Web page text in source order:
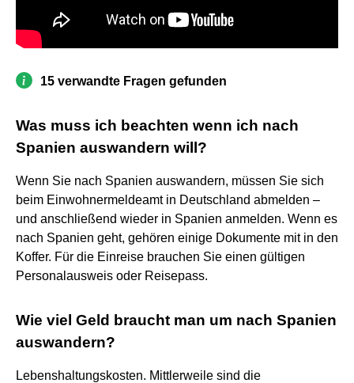
15 verwandte Fragen gefunden
Was muss ich beachten wenn ich nach
Spanien auswandern will?
Wenn Sie nach Spanien auswandern, müssen Sie sich
beim Einwohnermeldeamt in Deutschland abmelden –
und anschließend wieder in Spanien anmelden. Wenn es
nach Spanien geht, gehören einige Dokumente mit in den
Koffer. Für die Einreise brauchen Sie einen gültigen
Personalausweis oder Reisepass.
Wie viel Geld braucht man um nach Spanien
auswandern?
Lebenshaltungskosten. Mittlerweile sind die